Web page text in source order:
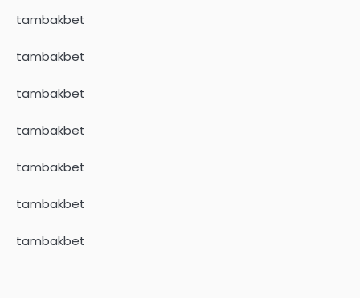
tambakbet
tambakbet
tambakbet
tambakbet
tambakbet
tambakbet
tambakbet